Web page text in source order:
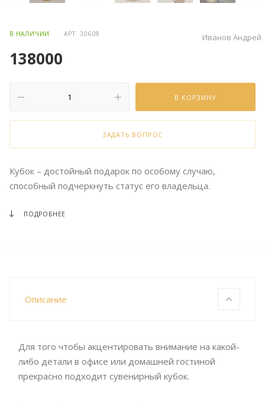
В НАЛИЧИИ АРТ.30608 Иванов Андрей
138000
В КОРЗИНУ
ЗАДАТЬ ВОПРОС
Кубок – достойный подарок по особому случаю,
способный подчеркнуть статус его владельца.
ПОДРОБНЕЕ
Описание
Для того чтобы акцентировать внимание на какой-
либо детали в офисе или домашней гостиной
прекрасно подходит сувенирный кубок.